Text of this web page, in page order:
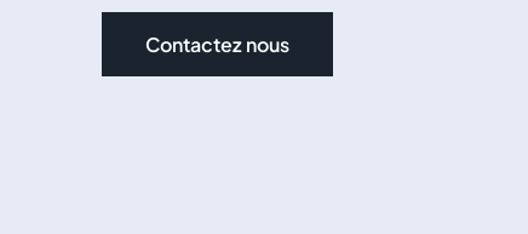
Contactez nous